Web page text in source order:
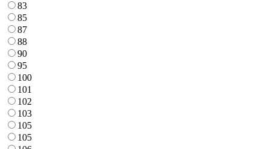
83
85
87
88
90
95
100
101
102
103
105
105